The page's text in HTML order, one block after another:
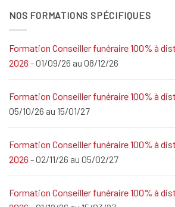
NOS FORMATIONS SPÉCIFIQUES
Formation Conseiller funéraire 100% à
2026 - 01/09/26 au 08/12/26
Formation Conseiller funéraire 100% à
05/10/26 au 15/01/27
Formation Conseiller funéraire 100% à
2026 - 02/11/26 au 05/02/27
Formation Conseiller funéraire 100% à